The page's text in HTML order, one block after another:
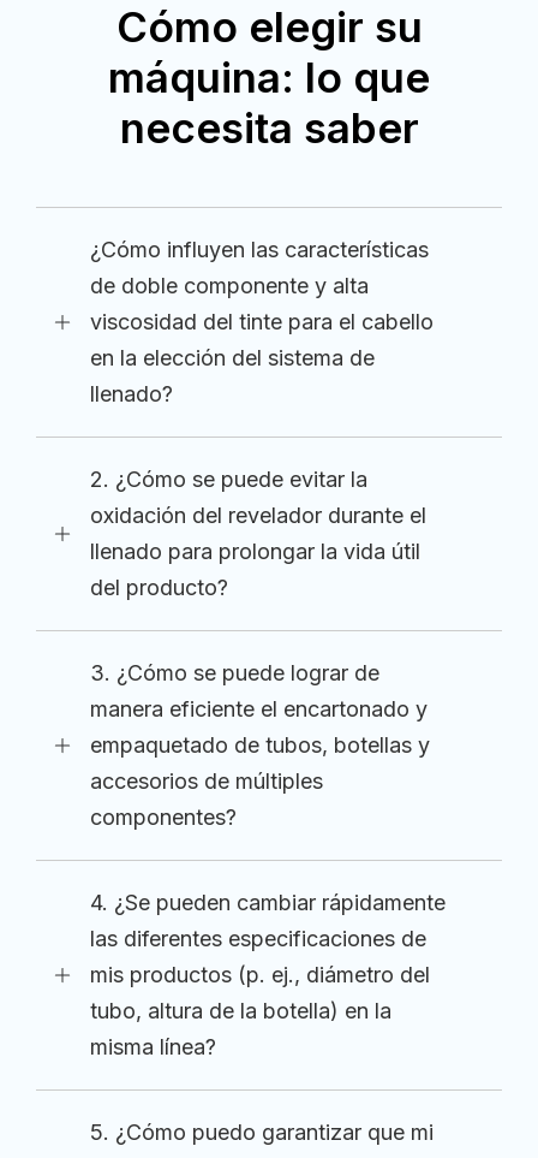
Cómo elegir su
máquina: lo que
necesita saber
¿Cómo influyen las características
de doble componente y alta
viscosidad del tinte para el cabello
en la elección del sistema de
llenado?
2. ¿Cómo se puede evitar la
oxidación del revelador durante el
llenado para prolongar la vida útil
del producto?
3. ¿Cómo se puede lograr de
manera eficiente el encartonado y
empaquetado de tubos, botellas y
accesorios de múltiples
componentes?
4. ¿Se pueden cambiar rápidamente
las diferentes especificaciones de
mis productos (p. ej., diámetro del
tubo, altura de la botella) en la
misma línea?
5. ¿Cómo puedo garantizar que mi